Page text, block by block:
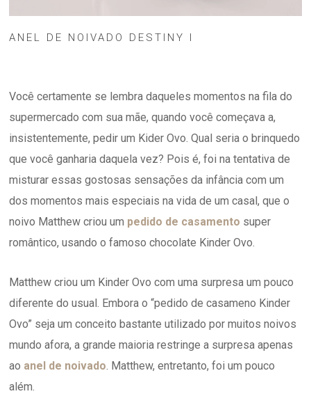
ANEL DE NOIVADO DESTINY I
Você certamente se lembra daqueles momentos na fila do
supermercado com sua mãe, quando você começava a,
insistentemente, pedir um Kider Ovo. Qual seria o brinquedo
que você ganharia daquela vez? Pois é, foi na tentativa de
misturar essas gostosas sensações da infância com um
dos momentos mais especiais na vida de um casal, que o
noivo Matthew criou um pedido de casamento super
romântico, usando o famoso chocolate Kinder Ovo.
Matthew criou um Kinder Ovo com uma surpresa um pouco
diferente do usual. Embora o “pedido de casameno Kinder
Ovo” seja um conceito bastante utilizado por muitos noivos
mundo afora, a grande maioria restringe a surpresa apenas
ao anel de noivado. Matthew, entretanto, foi um pouco
além.